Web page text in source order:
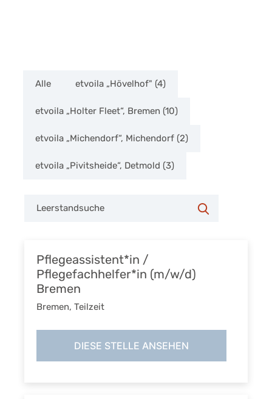
Alle etvoila „Hövelhof" (4)
etvoila „Holter Fleet“, Bremen (10)
etvoila „Michendorf“, Michendorf (2)
etvoila „Pivitsheide“, Detmold (3)
Pflegeassistent*in /
Pflegefachhelfer*in (m/w/d)
Bremen
Bremen, Teilzeit
DIESE STELLE ANSEHEN